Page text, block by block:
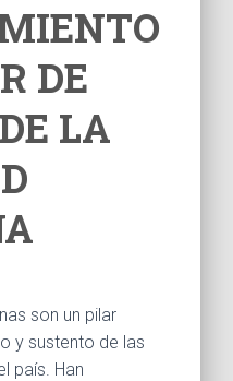
DE
LA
son un pilar
y sustento de las
país. Han